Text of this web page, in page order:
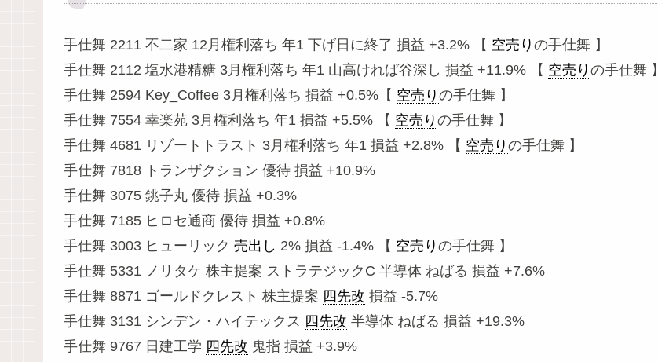
手仕舞 2211 不二家 12月権利落ち 年1 下げ日に終了 損益 +3.2% 【 空売り の手仕舞 】
手仕舞 2112 塩水港精糖 3月権利落ち 年1 山高ければ谷深し 損益 +11.9% 【 空売り の手仕舞 】
手仕舞 2594 Key_Coffee 3月権利落ち 損益 +0.5%【 空売り の手仕舞 】
手仕舞 7554 幸楽苑 3月権利落ち 年1 損益 +5.5% 【 空売り の手仕舞 】
手仕舞 4681 リゾートトラスト 3月権利落ち 年1 損益 +2.8% 【 空売り の手仕舞 】
手仕舞 7818 トランザクション 優待 損益 +10.9%
手仕舞 3075 銚子丸 優待 損益 +0.3%
手仕舞 7185 ヒロセ通商 優待 損益 +0.8%
手仕舞 3003 ヒューリック 売出し 2% 損益 -1.4% 【 空売り の手仕舞 】
手仕舞 5331 ノリタケ 株主提案 ストラテジックC 半導体 ねばる 損益 +7.6%
手仕舞 8871 ゴールドクレスト 株主提案 四先改 損益 -5.7%
手仕舞 3131 シンデン・ハイテックス 四先改 半導体 ねばる 損益 +19.3%
手仕舞 9767 日建工学 四先改 鬼指 損益 +3.9%